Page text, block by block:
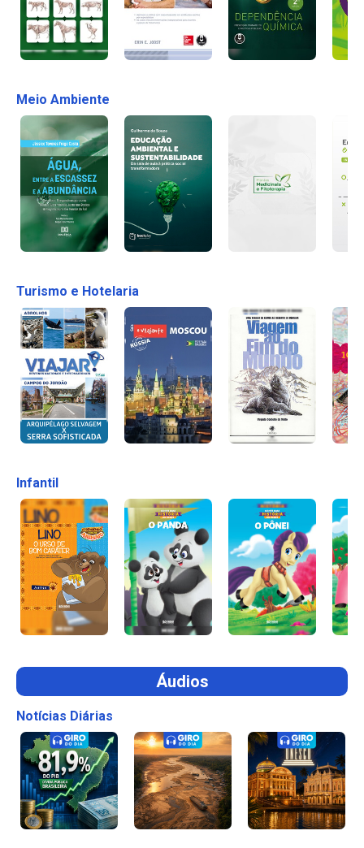
Meio Ambiente
Turismo e Hotelaria
Infantil
Áudios
Notícias Diárias